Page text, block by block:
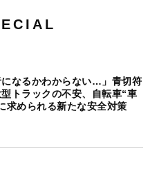
になるかわからない…」青切符
トラックの不安、自転車“車
求められる新たな安全対策